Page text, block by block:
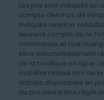
Les prix sont indiqués en
compte des frais de
indiqués avant la
tiennent compte de la
commande et tout
sera automatiquement
de la boutique en ligne.
doit être réalisé lors de
articles disponibles en
du prix devra être réglé